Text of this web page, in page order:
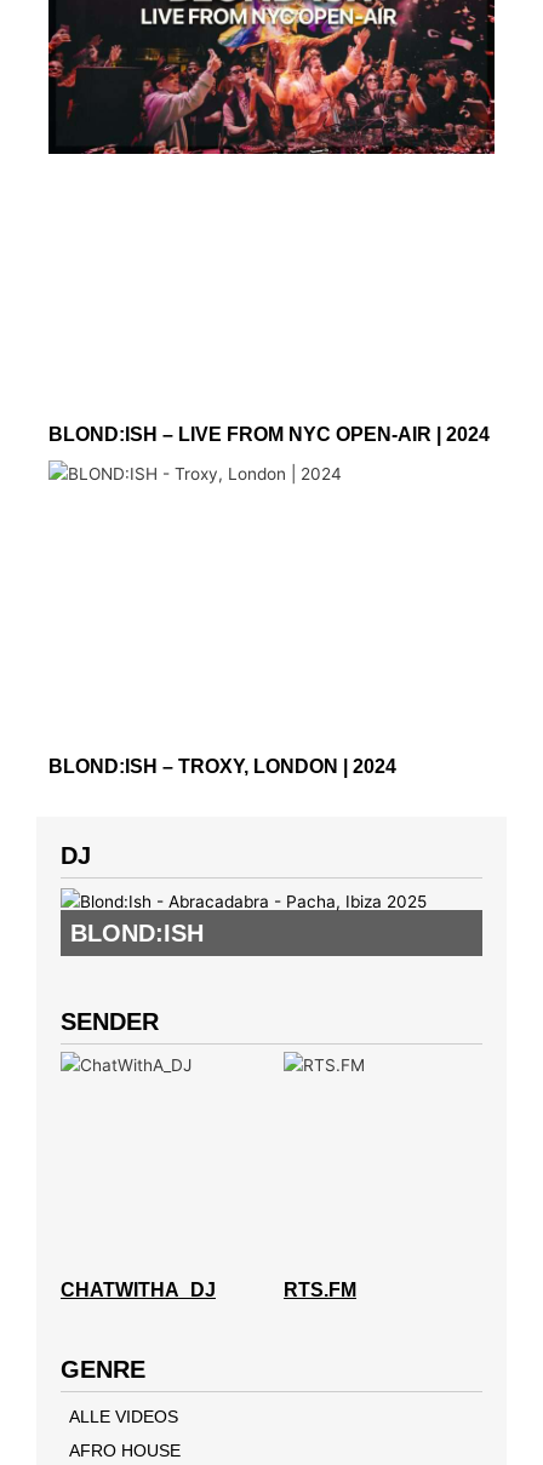
BLOND:ISH – LIVE FROM NYC OPEN-AIR | 2024
BLOND:ISH – TROXY, LONDON | 2024
DJ
BLOND:ISH
SENDER
CHATWITHA_DJ RTS.FM
GENRE
ALLE VIDEOS
AFRO HOUSE